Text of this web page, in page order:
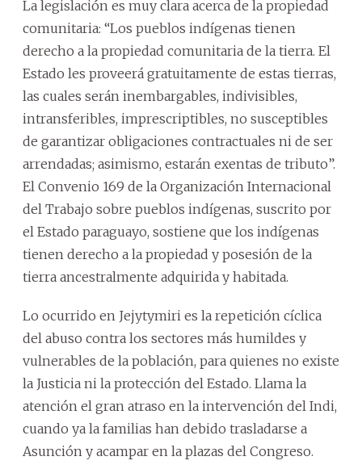
La legislación es muy clara acerca de la propiedad
comunitaria: “Los pueblos indígenas tienen
derecho a la propiedad comunitaria de la tierra. El
Estado les proveerá gratuitamente de estas tierras,
las cuales serán inembargables, indivisibles,
intransferibles, imprescriptibles, no susceptibles
de garantizar obligaciones contractuales ni de ser
arrendadas; asimismo, estarán exentas de tributo”.
El Convenio 169 de la Organización Internacional
del Trabajo sobre pueblos indígenas, suscrito por
el Estado paraguayo, sostiene que los indígenas
tienen derecho a la propiedad y posesión de la
tierra ancestralmente adquirida y habitada.
Lo ocurrido en Jejytymiri es la repetición cíclica
del abuso contra los sectores más humildes y
vulnerables de la población, para quienes no existe
la Justicia ni la protección del Estado. Llama la
atención el gran atraso en la intervención del Indi,
cuando ya la familias han debido trasladarse a
Asunción y acampar en la plazas del Congreso.